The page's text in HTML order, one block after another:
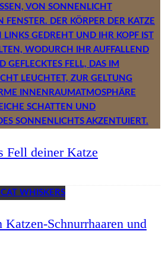
Fell deiner Katze
Schnurrhaaren und